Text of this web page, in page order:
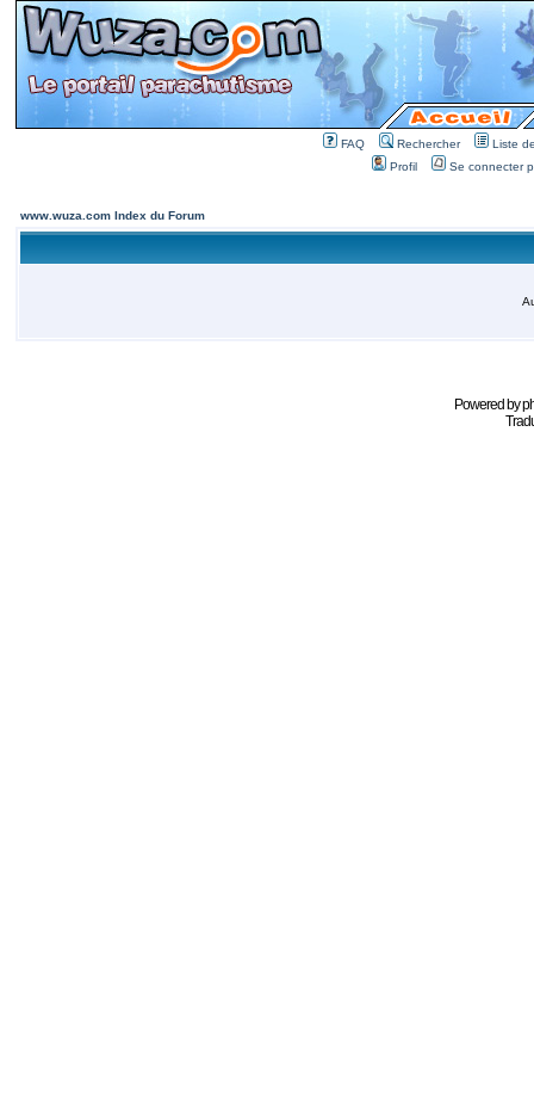
FAQ Rechercher
Liste
Profil
Se connecter
www.wuza.com Index du Forum
Powered by